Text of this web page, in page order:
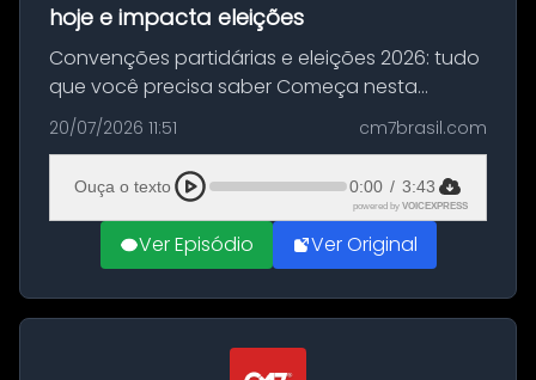
hoje e impacta eleições
Convenções partidárias e eleições 2026: tudo
que você precisa saber Começa nesta
segunda-feira e vai até 5 de agosto o prazo
para que partidos políticos e federações
partidárias realizem suas convençõ...
20/07/2026 11:51 cm7brasil.com
Ouça o texto 0:00 / 3:43
powered by VOICEXPRESS
Ver Episódio Ver Original